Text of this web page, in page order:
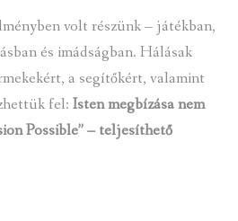
volt részünk – játékban,
és imádságban. Hálásak
a segítőkért, valamint
fel: Isten megbízása nem
Possible” – teljesíthető